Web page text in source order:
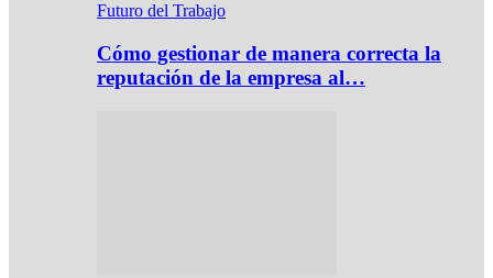
Futuro del Trabajo
Cómo gestionar de manera correcta la
reputación de la empresa al…